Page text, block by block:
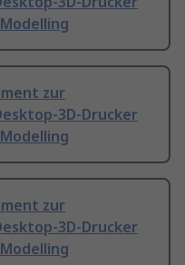
zur
3D-Drucker
zur
3D-Drucker